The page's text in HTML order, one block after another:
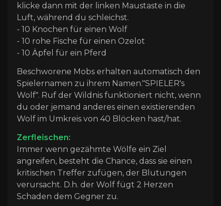
klicke dann mit der linken Maustaste in die
Luft, während du schleichst.
- 10 Knochen für einen Wolf
- 10 rohe Fische für einen Ozelot
- 10 Äpfel für ein Pferd
Beschworene Mobs erhalten automatisch den
Spielernamen zu ihrem Namen."SPIELER's
Wolf". Ruf der Wildnis funktioniert nicht, wenn
du oder jemand anderes einen existierenden
Wolf im Umkreis von 40 Blöcken hast/hat.
Zerfleischen:
Immer wenn gezähmte Wölfe ein Ziel
angreifen, besteht die Chance, dass sie einen
kritischen Treffer zufügen, der Blutungen
verursacht. D.h. der Wolf fügt 2 Herzen
Schaden dem Gegner zu.